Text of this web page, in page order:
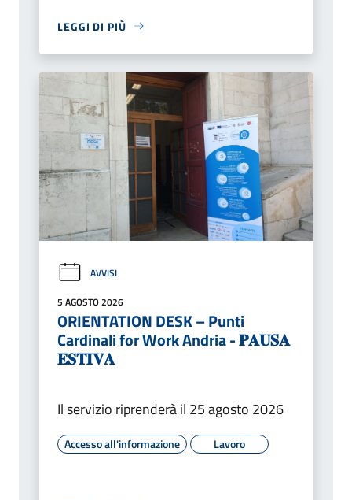
LEGGI DI PIÙ
AVVISI
5 AGOSTO 2026
ORIENTATION DESK – Punti
Cardinali for Work Andria - 𝐏𝐀𝐔𝐒𝐀
𝐄𝐒𝐓𝐈𝐕𝐀
Il servizio riprenderà il 25 agosto 2026
Accesso all'informazione Lavoro